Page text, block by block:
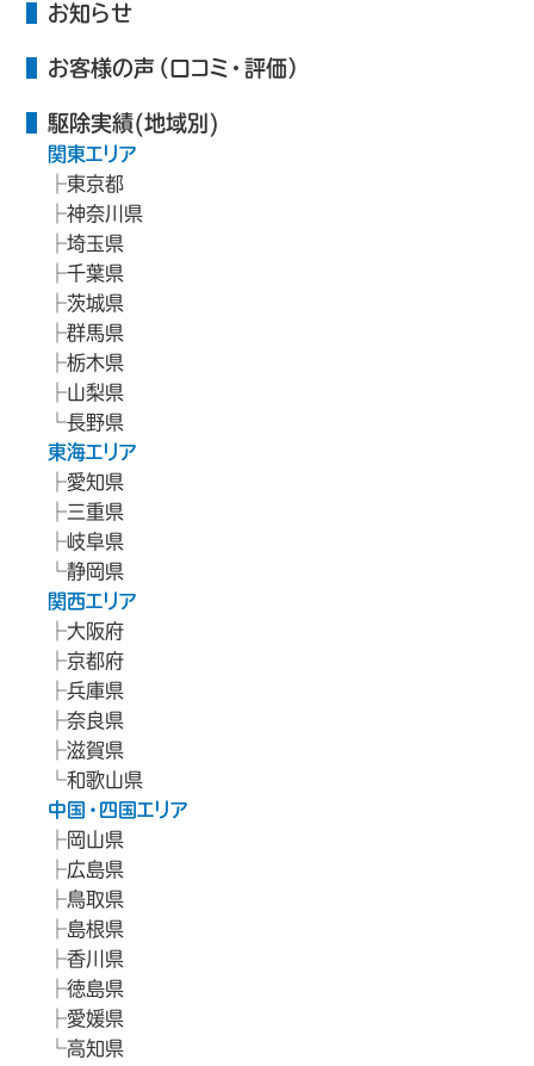
お知らせ
お客様の声（口コミ・評価）
駆除実績(地域別)
関東エリア
東京都
神奈川県
埼玉県
千葉県
茨城県
群馬県
栃木県
山梨県
長野県
東海エリア
愛知県
三重県
岐阜県
静岡県
関西エリア
大阪府
京都府
兵庫県
奈良県
滋賀県
和歌山県
中国・四国エリア
岡山県
広島県
鳥取県
島根県
香川県
徳島県
愛媛県
高知県